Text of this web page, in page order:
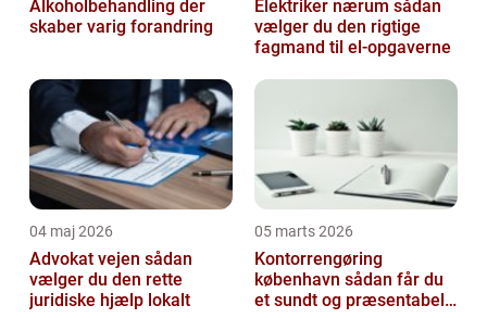
Alkoholbehandling der
skaber varig forandring
Elektriker nærum sådan
vælger du den rigtige
fagmand til el-opgaverne
04 maj 2026
Advokat vejen sådan
vælger du den rette
juridiske hjælp lokalt
05 marts 2026
Kontorrengøring
københavn sådan får du
et sundt og præsentabelt